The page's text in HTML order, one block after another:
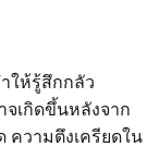
ให้รู้สึกกลัว
เกิดขึ้นหลังจาก
ความตึงเครียดใน